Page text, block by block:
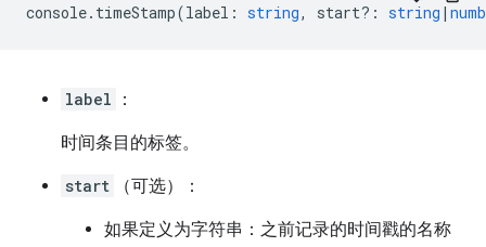
console. timeStamp(label : string, start? : string |
label
：
时间条目的标签。
start
（可选）：
如果定义为字符串：之前记录的时间戳的名称